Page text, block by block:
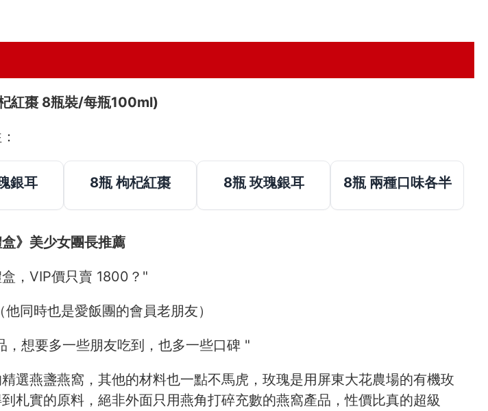
紅棗 8瓶裝/每瓶100ml)
銀耳 8瓶 枸杞紅棗 8瓶 玫瑰銀耳 8瓶 兩種口味各半
》美少女團長推薦
，VIP價只賣 1800？"
同時也是愛飯團的會員老朋友）
想要多一些朋友吃到，也多一些口碑 "
選燕盞燕窩，其他的材料也一點不馬虎，玫瑰是用屏東大花農場的有機玫
札實的原料，絕非外面只用燕角打碎充數的燕窩產品，性價比真的超級